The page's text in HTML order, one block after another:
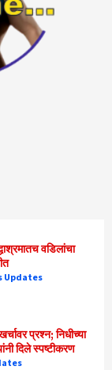
वडिलांचा
Updates
प्रश्न; निधीच्या
दिले स्पष्टीकरण